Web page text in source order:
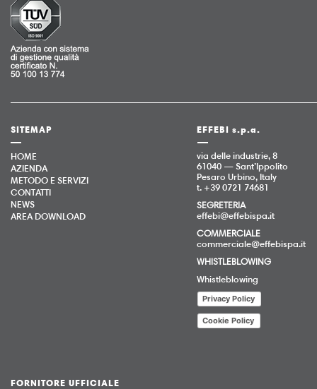
SITEMAP
HOME
AZIENDA
METODO E SERVIZI
CONTATTI
NEWS
AREA DOWNLOAD
EFFEBI s.p.a.
via delle industrie, 8
61040 — Sant’Ippolito
Pesaro Urbino, Italy
t. +39 0721 74681
SEGRETERIA
effebi@effebispa.it
COMMERCIALE
commerciale@effebispa.it
WHISTLEBLOWING
Whistleblowing
Privacy Policy
Cookie Policy
FORNITORE UFFICIALE